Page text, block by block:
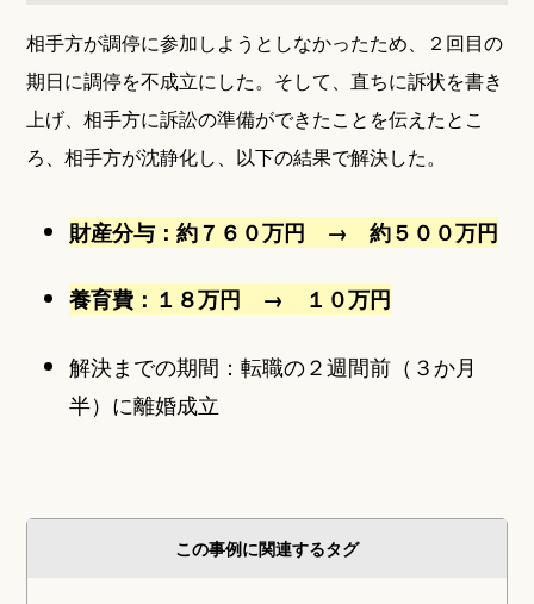
相手方が調停に参加しようとしなかったため、２回目の
期日に調停を不成立にした。そして、直ちに訴状を書き
上げ、相手方に訴訟の準備ができたことを伝えたとこ
ろ、相手方が沈静化し、以下の結果で解決した。
財産分与：約７６０万円 → 約５００万円
養育費：１８万円 → １０万円
解決までの期間：転職の２週間前（３か月
半）に離婚成立
この事例に関連するタグ